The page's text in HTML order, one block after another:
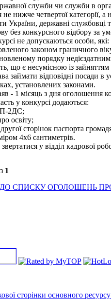
служби чи служби в
нижче четвертої категорії, а
України, державні службовці
без конкурсного відбору за
не допускаються особи, які:
законом граничного
порядку
що є несумісною із
займати відповідні посади
установлених законами.
- 1 місяць з дня оголошення
у конкурсі додаються:
П-2ДС;
освіту;
сторінок паспорта
4х6 сантиметрів.
у відділ кадрової
1
СПИСКУ ОГОЛОШЕНЬ
сторінки основного